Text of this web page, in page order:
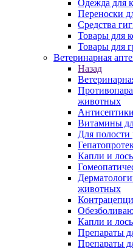
Одежда для
Переноски
Средства
Товары для
Товары для
Ветеринарная
Назад
животных
Витамины
Для
Капли и
животных
Капли и
Препараты
Препараты